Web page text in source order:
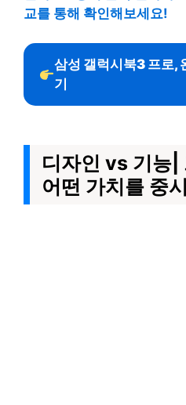
교를 통해 확인해보세요!
삼성 갤럭시북3 프로,
기
디자인 vs 기능|
어떤 가치를 중